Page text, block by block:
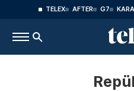
TELEX AFTER G7